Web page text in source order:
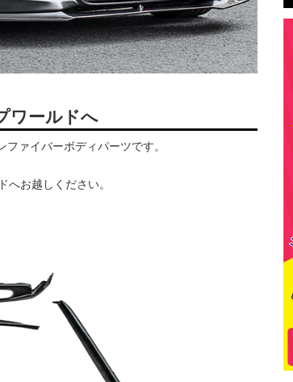
ワールドへ
ァイバーボディパーツです。
お越しください。